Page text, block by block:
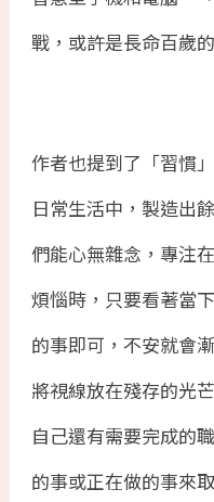
戰，或許是長命百歲的
作者也提到了「習慣
日常生活中，製造出
們能心無雜念，專注
煩惱時，只要看著當
的事即可，不安就會
將視線放在殘存的光
自己還有需要完成的
的事或正在做的事來